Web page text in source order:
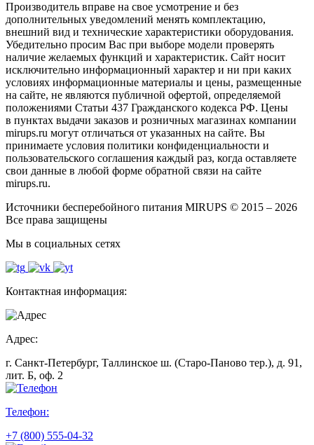
Производитель вправе на свое усмотрение и без
дополнительных уведомлений менять комплектацию,
внешний вид и технические характеристики оборудования.
Убедительно просим Вас при выборе модели проверять
наличие желаемых функций и характеристик. Сайт носит
исключительно информационный характер и ни при каких
условиях информационные материалы и цены, размещенные
на сайте, не являются публичной офертой, определяемой
положениями Статьи 437 Гражданского кодекса РФ. Цены
в пунктах выдачи заказов и розничных магазинах компании
mirups.ru могут отличаться от указанных на сайте. Вы
принимаете условия политики конфиденциальности и
пользовательского соглашения каждый раз, когда оставляете
свои данные в любой форме обратной связи на сайте
mirups.ru.
Источники бесперебойного питания MIRUPS © 2015 – 2026
Все права защищены
Мы в социальных сетях
Контактная информация:
Адрес:
г. Санкт-Петербург, Таллинское ш. (Старо-Паново тер.), д. 91,
лит. Б, оф. 2
Телефон:
+7 (800) 555-04-32